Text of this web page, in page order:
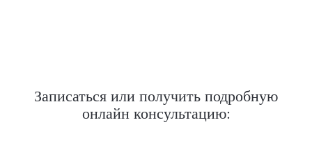
Записаться или получить подробную
онлайн консультацию:
Какую ткань выбрать?
Какой фасон подойдет именно вам?
Как должен сидеть правильно пошитый